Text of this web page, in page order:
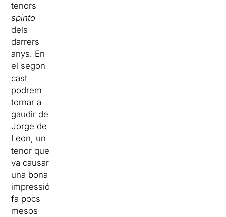
tenors
spinto
dels
darrers
anys. En
el segon
cast
podrem
tornar a
gaudir de
Jorge de
Leon, un
tenor que
va causar
una bona
impressió
fa pocs
mesos